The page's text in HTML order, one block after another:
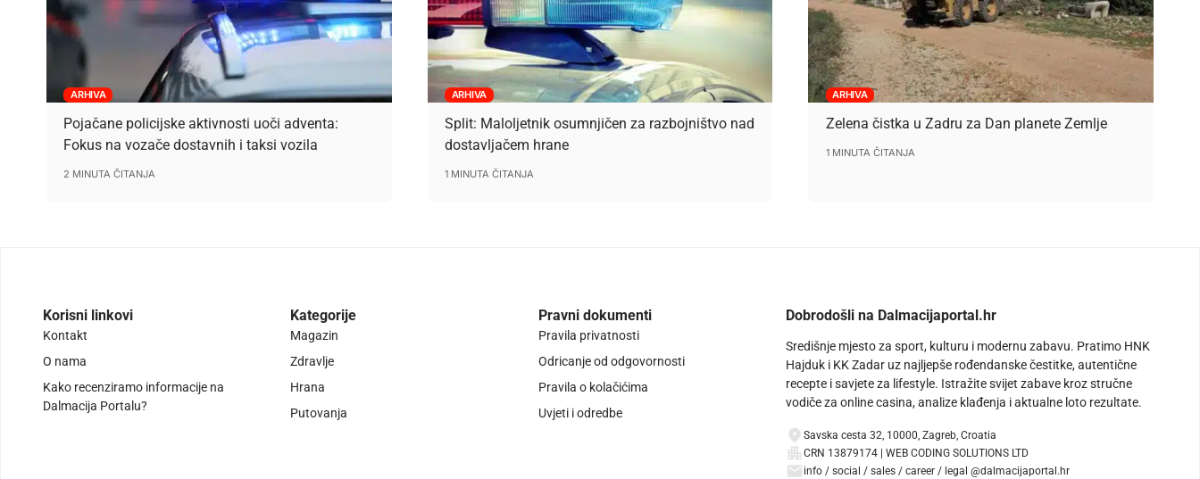
ARHIVA
Pojačane policijske aktivnosti uoči adventa:
Fokus na vozače dostavnih i taksi vozila
2 MINUTA ČITANJA
ARHIVA
Split: Maloljetnik osumnjičen za razbojništvo nad
dostavljačem hrane
1 MINUTA ČITANJA
ARHIVA
Zelena čistka u Zadru za Dan planete Zemlje
1 MINUTA ČITANJA
Korisni linkovi
Kontakt
O nama
Kako recenziramo informacije na
Dalmacija Portalu?
Kategorije
Magazin
Zdravlje
Hrana
Putovanja
Pravni dokumenti
Pravila privatnosti
Odricanje od odgovornosti
Pravila o kolačićima
Uvjeti i odredbe
Dobrodošli na Dalmacijaportal.hr
Središnje mjesto za sport, kulturu i modernu zabavu. Pratimo HNK
Hajduk i KK Zadar uz najljepše rođendanske čestitke, autentične
recepte i savjete za lifestyle. Istražite svijet zabave kroz stručne
vodiče za online casina, analize klađenja i aktualne loto rezultate.
Savska cesta 32, 10000, Zagreb, Croatia
CRN 13879174 | WEB CODING SOLUTIONS LTD
info / social / sales / career / legal @dalmacijaportal.hr